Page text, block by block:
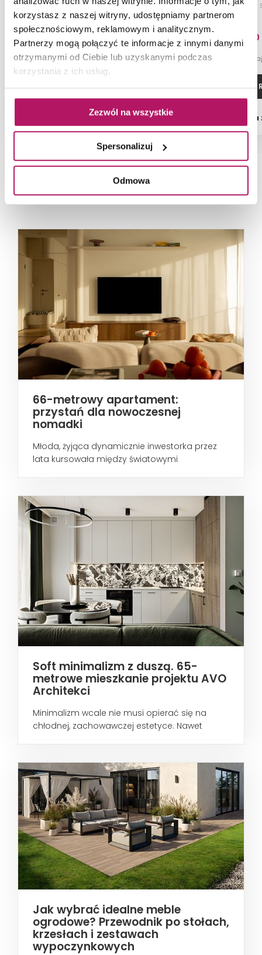
korzystasz z naszej witryny, udostępniamy partnerom
społecznościowym, reklamowym i analitycznym.
Partnerzy mogą połączyć te informacje z innymi danymi
otrzymanymi od Ciebie lub uzyskanymi podczas
korzystania z ich usług.
Zezwól na wszystkie
Spersonalizuj
Odmowa
Szafka modułowa dolna z
drzwiami, szara
352,00 PLN
-1% od 356,10 PLN najniższa cena
ZOBACZ PRODUKT
na zamówienie
Blat 80,
-1% od 148,80 PLN
ZOBACZ
NAJNOWSZE ARTYKUŁY
66-metrowy apartament:
przystań dla nowoczesnej
nomadki
Młoda, żyjąca dynamicznie inwestorka przez
lata kursowała między światowymi
Soft minimalizm z duszą. 65-
metrowe mieszkanie projektu AVO
Architekci
Minimalizm wcale nie musi opierać się na
chłodnej, zachowawczej estetyce. Nawet
Jak wybrać idealne meble
ogrodowe? Przewodnik po stołach,
krzesłach i zestawach
wypoczynkowych